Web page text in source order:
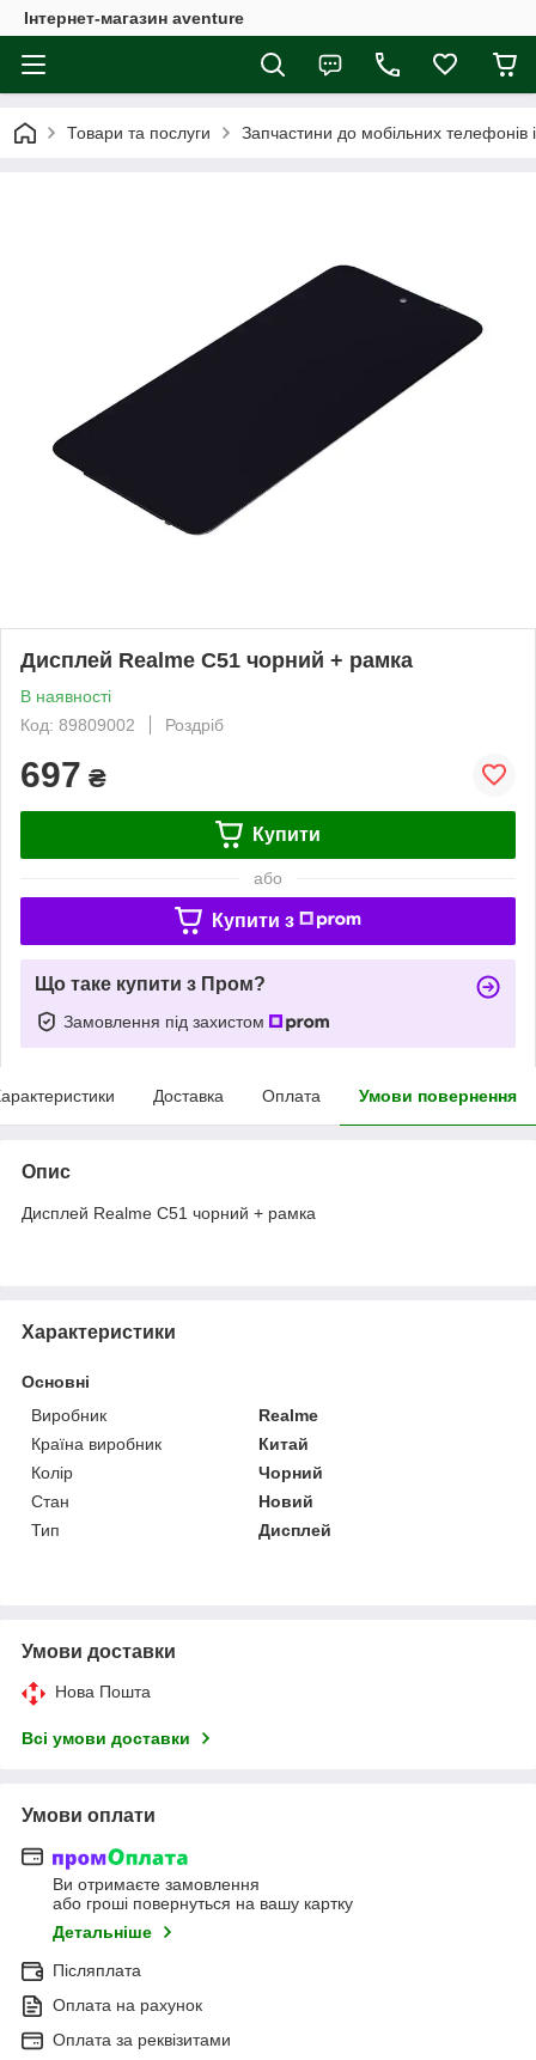
Інтернет-магазин aventure
Товари та послуги Запчастини до мобільних телефонів
Дисплей Realme C51 чорний + рамка
В наявності
Код: 89809002
Роздріб
697 ₴
Купити
або
Купити з
Що таке купити з Пром?
Замовлення під захистом
Доставка Оплата Умови повернення
Опис
Дисплей Realme C51 чорний + рамка
Характеристики
Основні
Виробник
Realme
Країна виробник
Китай
Колір
Чорний
Стан
Новий
Тип
Дисплей
Умови доставки
Нова Пошта
Всі умови доставки
Умови оплати
Ви отримаєте замовлення
або гроші повернуться на вашу картку
Детальніше
Післяплата
Оплата на рахунок
Оплата за реквізитами